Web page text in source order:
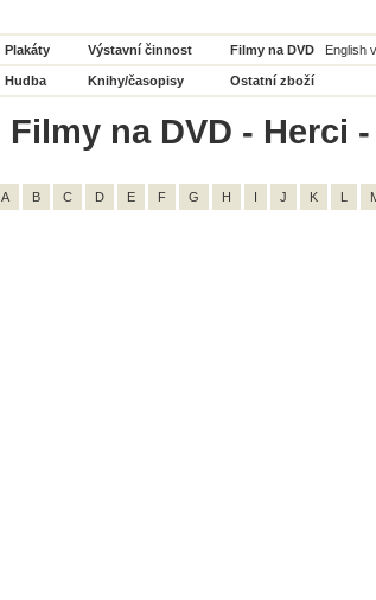
Plakáty Výstavní činnost Filmy na DVD English
Hudba Knihy/časopisy Ostatní zboží
Filmy na DVD - Herci
A B C D E F G H I J K L